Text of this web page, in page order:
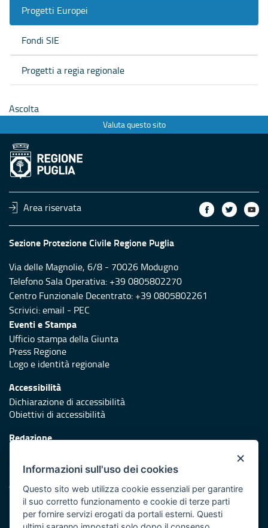
Progetti Europei
Fondi SIE
Progetti a regia regionale
Ascolta
Valuta questo sito
Area riservata
Sezione Protezione Civile Regione Puglia
Via delle Magnolie, 6/8 - 70026 Modugno
Telefono Sala Operativa: +39 0805802270
Centro Funzionale Decentrato: +39 0805802261
Scrivici:email - PEC
Eventi e Stampa
Ufficio stampa della Giunta
Press Regione
Logo e identità regionale
Accessibilità
Dichiarazione di accessibilità
Obiettivi di accessibilità
Redazione
Protezione civile
Vai al sito di Protezione Civile Puglia
Iniziativa finanziata con risorse del POR Puglia 2014/2020 -
×
Informazioni sull'uso dei cookies
Questo sito web utilizza cookie essenziali per garantire
il suo corretto funzionamento e cookie di terze parti
per fornire servizi erogati da portali esterni. Questi